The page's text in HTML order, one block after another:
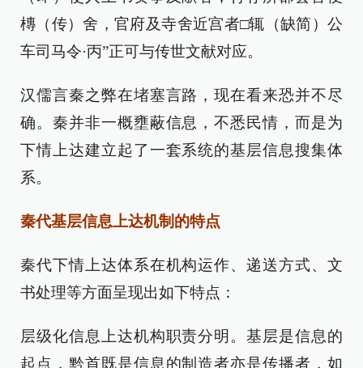
槫（传）舍，官府及寺舍近宫者□辄（缺简）公
车司马令·丙”正可与传世文献对应。
汉儒言秦之弊在堵塞言路，现在看来恐并不尽
确。秦并非一概壅蔽信息，不悉民情，而是为
下情上达建立起了一套系统的基层信息搜集体
系。
秦代基层信息上达机制的特点
秦代下情上达体系在机构运作、递送方式、文
书处理等方面呈现出如下特点：
层级化信息上达机构职责分明。基层是信息的
起点，黔首既是信息的制造者亦是传播者，如